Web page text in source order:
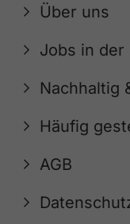
Über uns
Jobs in der
Nachhaltig
Häufig
AGB